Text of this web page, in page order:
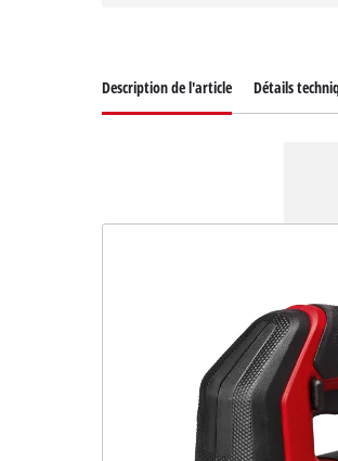
Description de l'article Détails